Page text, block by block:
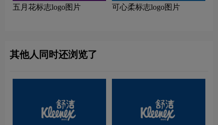
五月花标志logo图片 可心柔标志logo图片
其他人同时还浏览了